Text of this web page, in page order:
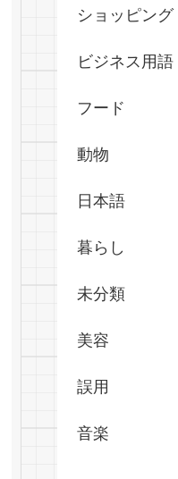
ショッピング
ビジネス用語
フード
動物
日本語
暮らし
未分類
美容
誤用
音楽